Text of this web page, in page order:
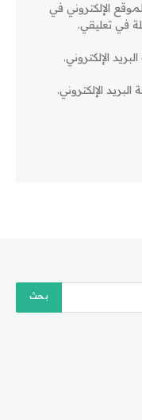
الإلكتروني في
في تعليقي.
الإلكتروني.
الإلكتروني.